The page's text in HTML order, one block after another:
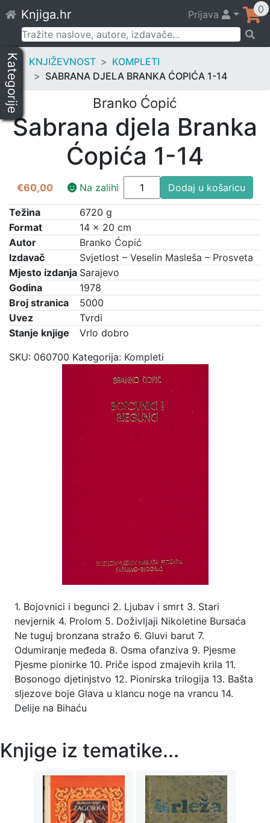
to
content
Knjiga.hr Prijava 0
Pretraži:
Kategorije KNJIŽEVNOST
KOMPLETI
SABRANA DJELA BRANKA ĆOPIĆA 1-14
Branko Ćopić
Sabrana djela Branka
Ćopića 1-14
€60,00 Na zalihi
Sabrana
djela
Ćopića
1-
14
Dodaj u košaricu
Težina
6720 g
Format
14 × 20 cm
Autor
Branko Ćopić
Izdavač
Svjetlost – Veselin Masleša – Prosveta
Mjesto izdanja Sarajevo
Godina
1978
Broj stranica
5000
Uvez
Tvrdi
Stanje knjige
Vrlo dobro
SKU: 060700 Kategorija: Kompleti
1. Bojovnici i begunci 2. Ljubav i smrt 3. Stari
nevjernik 4. Prolom 5. Doživljaji Nikoletine Bursaća
Ne tuguj bronzana stražo 6. Gluvi barut 7.
Odumiranje međeda 8. Osma ofanziva 9. Pjesme
Pjesme pionirke 10. Priče ispod zmajevih krila 11.
Bosonogo djetinjstvo 12. Pionirska trilogija 13. Bašta
sljezove boje Glava u klancu noge na vrancu 14.
Delije na Bihaću
Knjige iz tematike...